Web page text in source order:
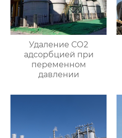
Удаление СО2
адсорбцией при
переменном
давлении